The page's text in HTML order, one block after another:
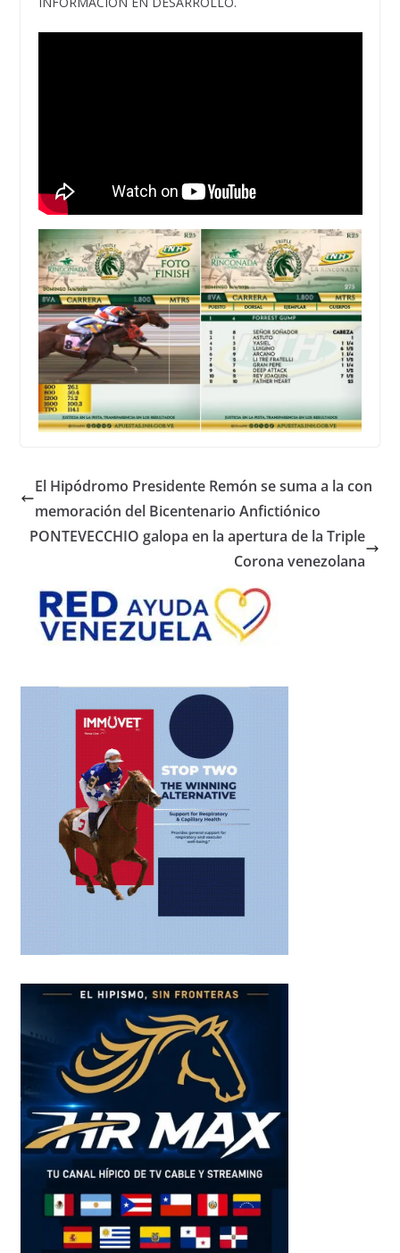
El Hipódromo Presidente Remón se suma a la con
memoración del Bicentenario Anfictiónico
PONTEVECCHIO galopa en la apertura de la Triple
Corona venezolana